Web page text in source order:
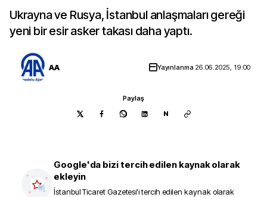
Ukrayna ve Rusya, İstanbul anlaşmaları gereği
yeni bir esir asker takası daha yaptı.
AA Yayınlanma 26.06.2025, 19:00
Paylaş
N
Google'da bizi tercih edilen kaynak olarak
ekleyin
İstanbul Ticaret Gazetesi'i tercih edilen kaynak olarak